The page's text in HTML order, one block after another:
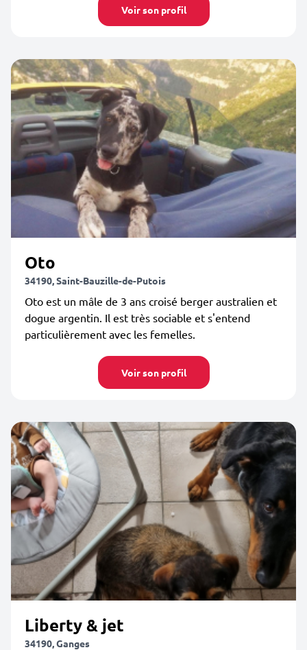
Voir son profil
Oto
34190, Saint-Bauzille-de-Putois
Oto est un mâle de 3 ans croisé berger australien et
dogue argentin. Il est très sociable et s'entend
particulièrement avec les femelles.
Voir son profil
Liberty & jet
34190, Ganges